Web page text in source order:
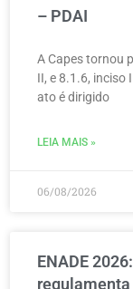
– PDAI
A Capes tornou
II, e 8.1.6, inciso
ato é dirigido
LEIA MAIS »
06/08/2026
ENADE